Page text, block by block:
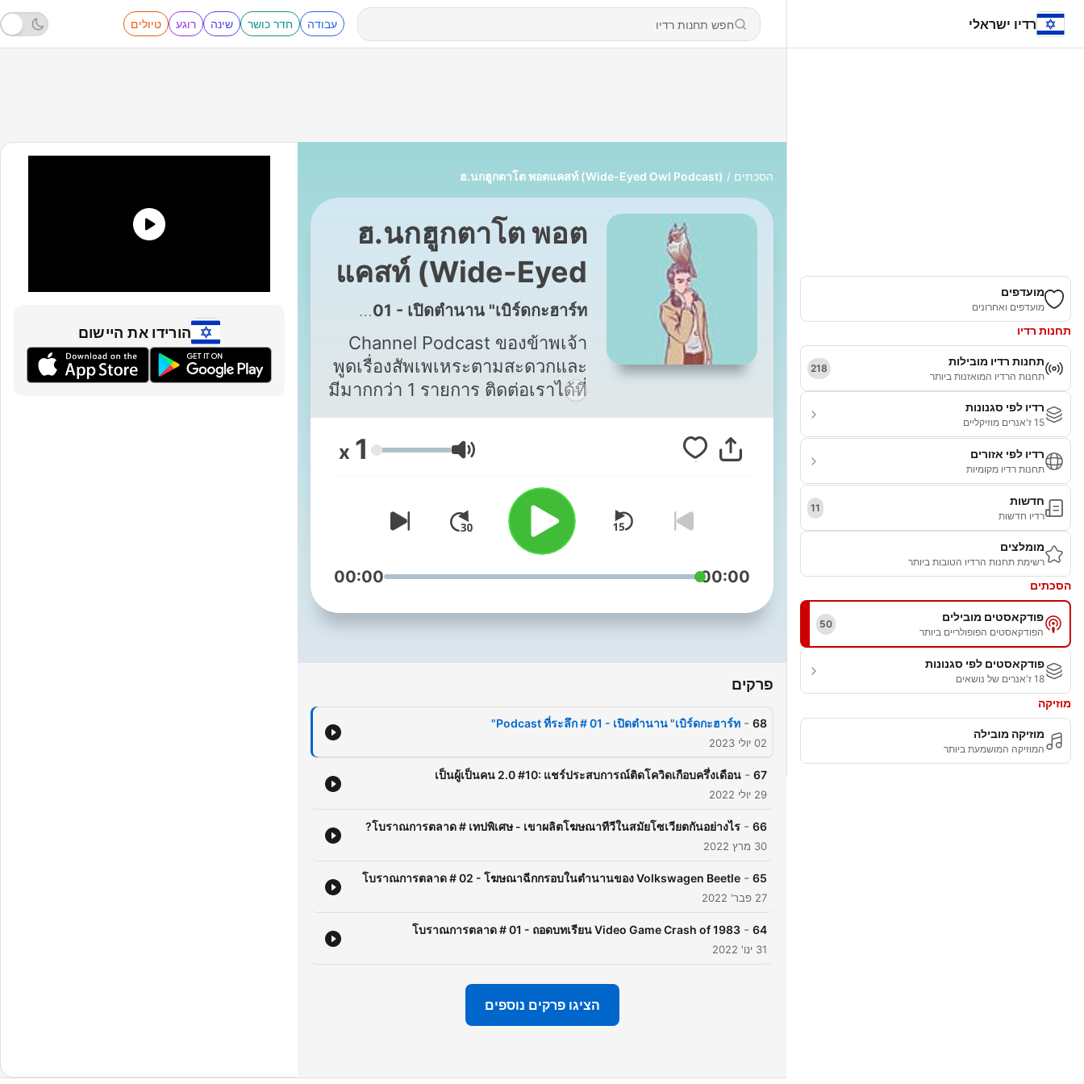
רדיו ישראלי עבודה חדר כושר שינה רוגע טיולים
מועדפים
מועדפים ואחרונים
תחנות רדיו
תחנות רדיו מובילות
תחנות הרדיו המואזנות ביותר
218
רדיו לפי סגנונות
15 ז'אנרים מוזיקליים
רדיו לפי אזורים
תחנות רדיו מקומיות
חדשות
רדיו חדשות
11
מומלצים
רשימת תחנות הרדיו הטובות ביותר
הסכתים
פודקאסטים מובילים
הפודקאסטים הפופולריים ביותר
50
פודקאסטים לפי סגנונות
18 ז'אנרים של נושאים
מוזיקה
מוזיקה מובילה
המוזיקה המושמעת ביותר
הסכתים ฮ.นกฮูกตาโต พอตแคสท์ (Wide-Eyed Owl Podcast)
ฮ.นกฮูกตาโต พอต
แคสท์ (Wide-Eyed
Owl Podcast)
68 - Podcast ที่ระลึก # 01 - เปิดตำนาน "เบิร์ดกะฮาร์ท"
Channel Podcast ของข้าพเจ้า
พูดเรื่องสัพเพเหระตามสะดวกและ
มีมากกว่า 1 รายการ ติดต่อเราได้ที่
escapefrommadworld@yahoo.com
עוצמת שמע 1
00:00
00:00
פרקים
68
-
Podcast ที่ระลึก # 01 - เปิดตำนาน "เบิร์ดกะฮาร์ท"
02 יולי 2023
67
-
เป็นผู้เป็นคน 2.0 #10: แชร์ประสบการณ์ติดโควิดเกือบครึ่งเดือน
29 יולי 2022
66
-
โบราณการตลาด # เทปพิเศษ - เขาผลิตโฆษณาทีวีในสมัยโซเวียตกันอย่างไร?
30 מרץ 2022
65
-
โบราณการตลาด # 02 - โฆษณาฉีกกรอบในตำนานของ Volkswagen Beetle
27 פבר' 2022
64
-
โบราณการตลาด # 01 - ถอดบทเรียน Video Game Crash of 1983
31 ינו' 2022
הציגו פרקים נוספים
הורידו את היישום